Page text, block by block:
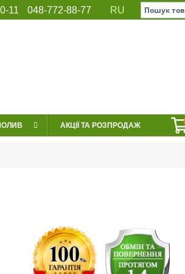
11 048-772-88-77 RU
АКЦІЇ ТА РОЗПРОДАЖ